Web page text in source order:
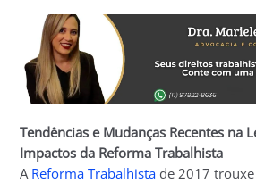
Tendências e Mudanças Recentes na
Impactos da Reforma Trabalhista
A Reforma Trabalhista de 2017